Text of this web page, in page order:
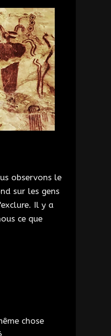
observons le
sur les gens
Il y a
ce que
chose